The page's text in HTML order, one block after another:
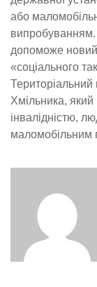
або
допоможе новий
«соціального
Територіальний
Хмільника,
інвалідністю,